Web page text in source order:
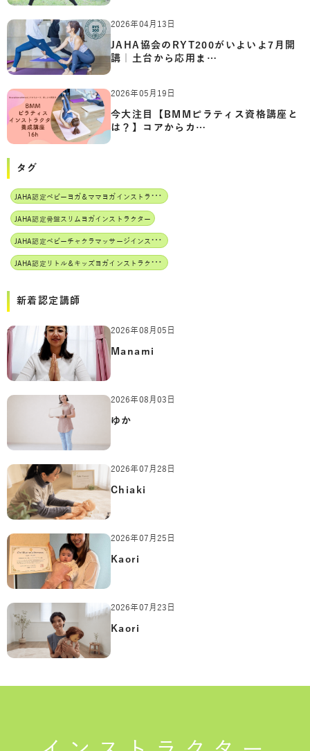
2026年04月13日
JAHA協会のRYT200がいよいよ7月開
講｜土台から応用ま…
2026年05月19日
今大注目【BMMピラティス資格講座と
は？】コアからカ…
タグ
J
AHA認定ベビーヨガ＆ママヨガインストラクター
JAHA認定骨盤スリムヨガインストラクター
J
AHA認定ベビーチャクラマッサージインストラクター
J
AHA認定リトル＆キッズヨガインストラクター
新着認定講師
2026年08月05日
Manami
2026年08月03日
ゆか
2026年07月28日
Chiaki
2026年07月25日
Kaori
2026年07月23日
Kaori